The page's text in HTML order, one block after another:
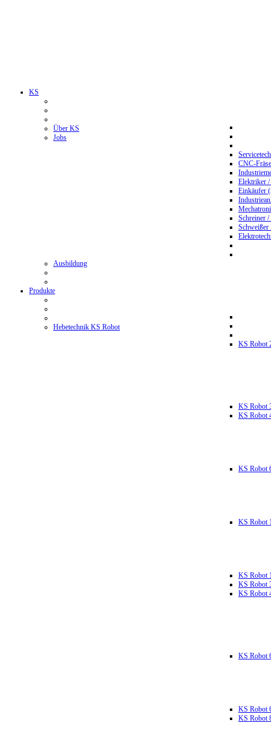
KS
Über KS
Jobs
CNC-
Elektriker
Einkäufer
Schreiner
Ausbildung
Produkte
Hebetechnik KS Robot
KS Robot
KS Robot
KS Robot
KS Robot
KS Robot
KS Robot
KS Robot
KS Robot
KS Robot
KS Robot
KS Robot